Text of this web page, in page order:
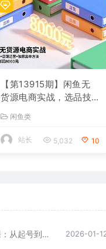
【第13915期】闲鱼无
货源电商实战，选品技
方法，单店月利润8000
元
闲鱼类
站长 5,032 10
【第14148期】闲鱼无货源高效实战课：从起号到爆单，手把手带你吃透二手电商，单账号月利润破万 2026-01-